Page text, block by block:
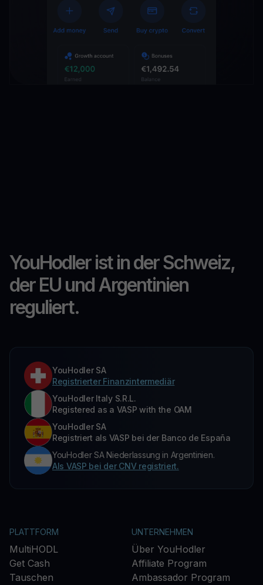
YouHodler ist in der Schweiz,
der EU und Argentinien
reguliert.
YouHodler SA
Registrierter Finanzintermediär
YouHodler Italy S.R.L.
Registered as a VASP with the OAM
YouHodler SA
Registriert als VASP bei der Banco de España
YouHodler SA Niederlassung in Argentinien.
Als VASP bei der CNV registriert.
PLATTFORM
MultiHODL
Get Cash
Tauschen
UNTERNEHMEN
Über YouHodler
Affiliate Program
Ambassador Program